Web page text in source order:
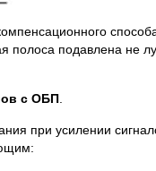
полоса подавлена не
с ОБП.
при усилении